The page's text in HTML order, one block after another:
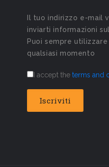
Il tuo indirizzo e-mail
inviarti informazioni
Puoi sempre
qualsiasi momento
I accept the terms and